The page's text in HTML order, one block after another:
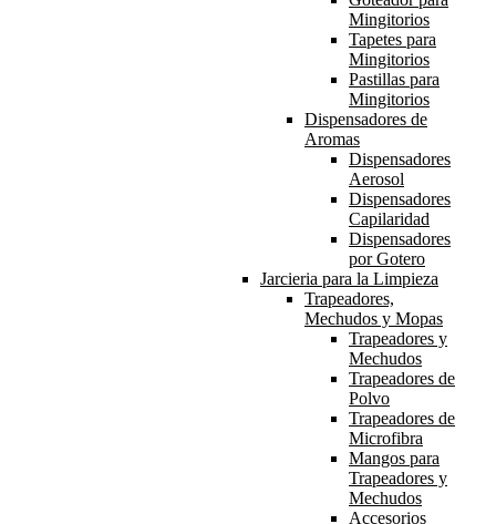
Mingitorios
Tapetes para
Mingitorios
Pastillas para
Mingitorios
Dispensadores de
Aromas
Dispensadores
Aerosol
Dispensadores
Capilaridad
Dispensadores
por Gotero
Jarcieria para la Limpieza
Trapeadores,
Mechudos y Mopas
Trapeadores y
Mechudos
Trapeadores de
Polvo
Trapeadores de
Microfibra
Mangos para
Trapeadores y
Mechudos
Accesorios